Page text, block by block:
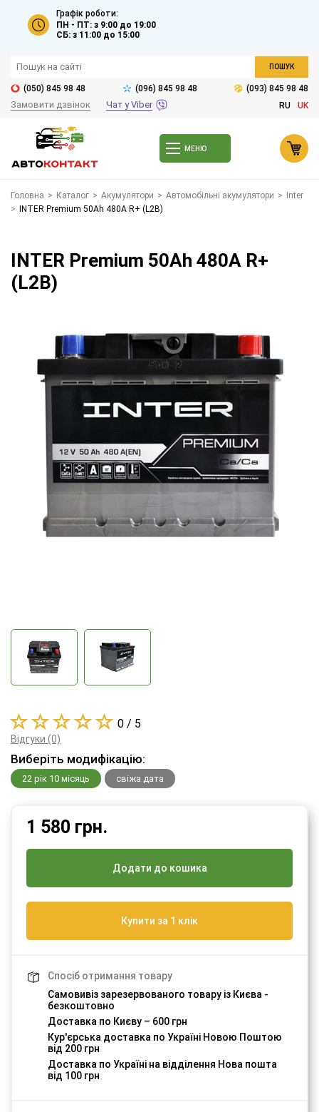
Графік роботи:
ПН - ПТ: з 9:00 до 19:00
СБ: з 11:00 до 15:00
ПОШУК
(050) 845 98 48 (096) 845 98 48 (093) 845 98 48
Замовити дзвінок Чат у Viber RU UK
МЕНЮ
Головна > Каталог > Акумулятори > Автомобільні акумулятори >
Inter
>
INTER Premium 50Ah 480A R+ (L2B)
INTER Premium 50Ah 480A R+
(L2B)
1 580 грн.
Додати до кошика
Купити за 1 клік
Спосіб отримання товару
Самовивіз зарезервованого товару із Києва -
безкоштовно
Доставка по Києву – 600 грн
Кур'єрська доставка по Україні Новою Поштою
від 200 грн
Доставка по Україні на відділення Нова пошта
від 100 грн
0 / 5
Відгуки (0)
Виберіть модифікацію:
22 рік 10 місяць свіжа дата